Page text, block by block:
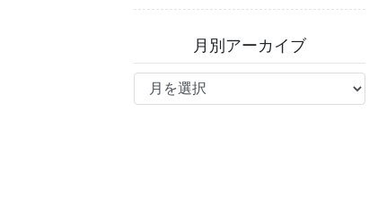
月別アーカイブ
月